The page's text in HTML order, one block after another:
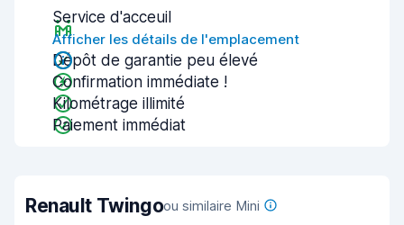
Service d'acceuil
Afficher les détails de l'emplacement
Dépôt de garantie peu élevé
Confirmation immédiate !
Kilométrage illimité
Paiement immédiat
Renault Twingoou similaire Mini